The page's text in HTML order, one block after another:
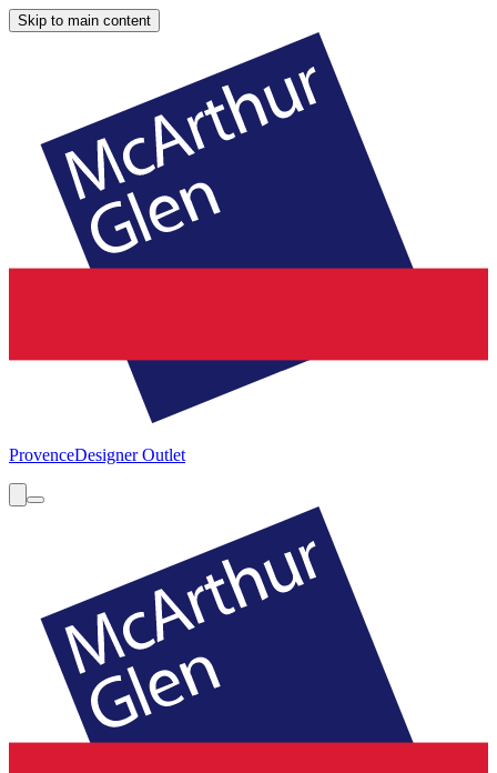
Skip to main content
ProvenceDesigner Outlet